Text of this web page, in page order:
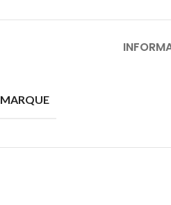
MARQUE